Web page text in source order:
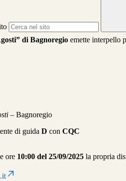
di Bagnoregio emette interpello
– Bagnoregio
di guida D con CQC
ore 10:00 del 25/09/2025 la propria